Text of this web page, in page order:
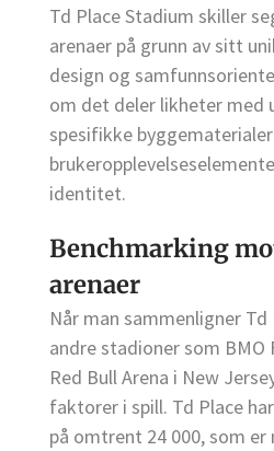
Td Place Stadium skiller
arenaer på grunn av sitt
design og
om det deler likheter med
spesifikke
identitet.
Benchmarking
arenaer
Når man sammenligner
andre stadioner som BMO
Red Bull Arena i New
faktorer i spill. Td Place
på omtrent 24 000, som er